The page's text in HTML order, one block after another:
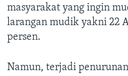
masyarakat yang ingin
larangan mudik yakni 22
persen.
Namun, terjadi